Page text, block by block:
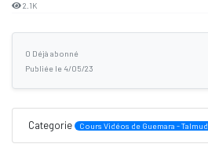
2.1K
0 Déjà abonné
Publiée le 4/05/23
Categorie Cours Vidéos de Guemara - Talmud